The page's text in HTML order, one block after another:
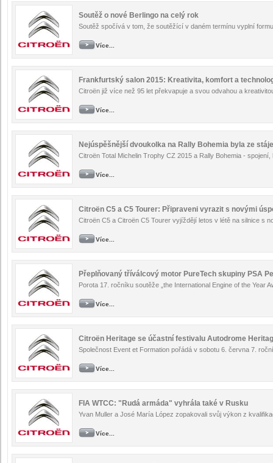
Soutěž o nové Berlingo na celý rok
Soutěž spočívá v tom, že soutěžící v daném termínu vyplní
Více...
Frankfurtský salon 2015: Kreativita, komfort a
Citroën již více než 95 let překvapuje a svou odvahou a
Více...
Nejúspěšnější dvoukolka na Rally Bohemia byla ze
Citroën Total Michelin Trophy CZ 2015 a Rally Bohemia -
Více...
Citroën C5 a C5 Tourer: Připraveni vyrazit s novými
Citroën C5 a Citroën C5 Tourer vyjíždějí letos v létě na silnice s
Více...
Přeplňovaný tříválcový motor PureTech skupiny PSA
Porota 17. ročníku soutěže „the International Engine of the Year
Více...
Citroën Heritage se účastní festivalu Autodrome
Společnost Event et Formation pořádá v sobotu 6. června 7.
Více...
FIA WTCC: "Rudá armáda" vyhrála také v Rusku
Yvan Muller a José María López zopakovali svůj výkon z
Více...